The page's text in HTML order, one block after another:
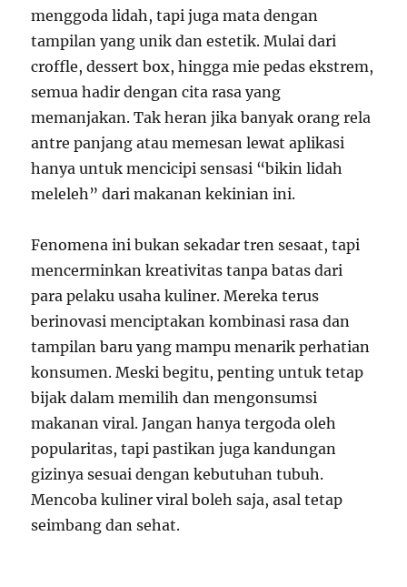
menggoda lidah, tapi juga mata dengan
tampilan yang unik dan estetik. Mulai dari
croffle, dessert box, hingga mie pedas ekstrem,
semua hadir dengan cita rasa yang
memanjakan. Tak heran jika banyak orang rela
antre panjang atau memesan lewat aplikasi
hanya untuk mencicipi sensasi “bikin lidah
meleleh” dari makanan kekinian ini.
Fenomena ini bukan sekadar tren sesaat, tapi
mencerminkan kreativitas tanpa batas dari
para pelaku usaha kuliner. Mereka terus
berinovasi menciptakan kombinasi rasa dan
tampilan baru yang mampu menarik perhatian
konsumen. Meski begitu, penting untuk tetap
bijak dalam memilih dan mengonsumsi
makanan viral. Jangan hanya tergoda oleh
popularitas, tapi pastikan juga kandungan
gizinya sesuai dengan kebutuhan tubuh.
Mencoba kuliner viral boleh saja, asal tetap
seimbang dan sehat.